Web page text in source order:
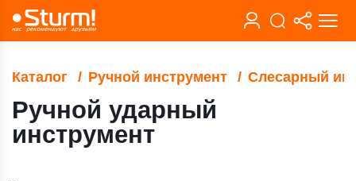
Каталог Ручной инструмент Слесарный
Ручной ударный
инструмент